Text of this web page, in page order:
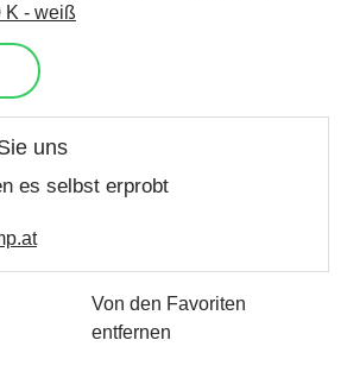
K - weiß
uns
es selbst erprobt
Von den Favoriten
entfernen